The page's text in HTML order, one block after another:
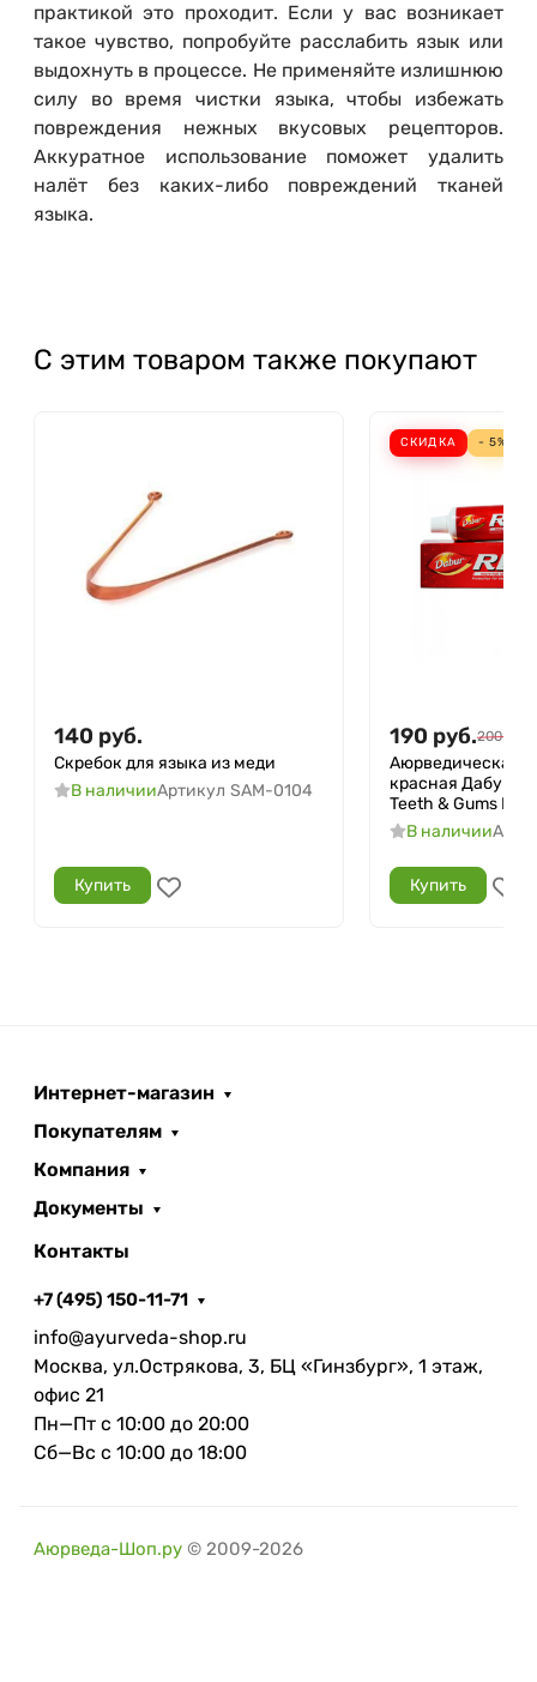
практикой это проходит. Если у вас возникает
такое чувство, попробуйте расслабить язык или
выдохнуть в процессе. Не применяйте излишнюю
силу во время чистки языка, чтобы избежать
повреждения нежных вкусовых рецепторов.
Аккуратное использование поможет удалить
налёт без каких-либо повреждений тканей
языка.
С этим товаром также покупают
140 руб.
Скребок для языка из меди
В наличииАртикул SAM-0104
Купить
СКИДКА - 5%
190 руб.200
Аюрведическая
красная Дабур
Teeth & Gums
В наличии
Купить
Интернет-магазин
Покупателям
Компания
Документы
Контакты
+7 (495) 150-11-71
info@ayurveda-shop.ru
Москва, ул.Острякова, 3, БЦ «Гинзбург», 1 этаж,
офис 21
Пн—Пт с 10:00 до 20:00
Сб—Вс с 10:00 до 18:00
Аюрведа-Шоп.ру © 2009-2026